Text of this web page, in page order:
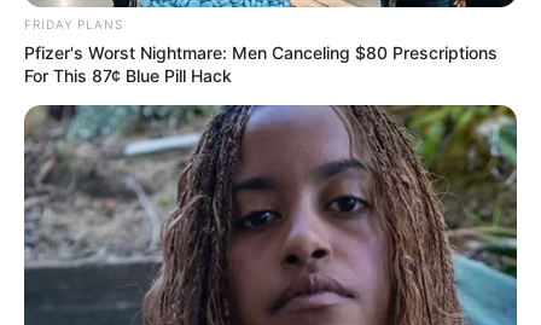
FRIDAY PLANS
Pfizer's Worst Nightmare: Men Canceling $80 Prescriptions
For This 87¢ Blue Pill Hack